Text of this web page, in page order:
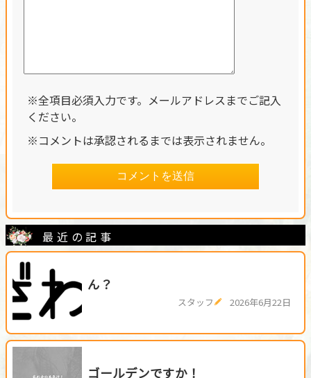
※全項目必須入力です。メールアドレスまでご記入
ください。
※コメントは承認されるまでは表示されません。
最近の記事
ん？
スタッフ 2026年6月22日
ゴールデンですか！